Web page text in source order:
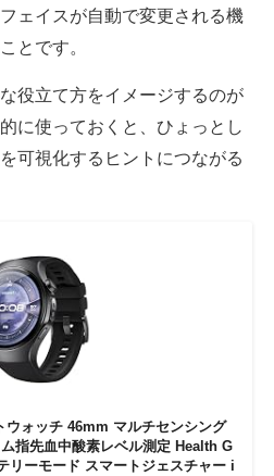
ェイスが自動で変更される機
とです。
役立て方をイメージするのが
に使っておくと、ひょっとし
可視化するヒントにつながる
ウォッチ 46mm マルチセンシング
指先血中酸素レベル測定 Health G
リーモード スマートジェスチャー i